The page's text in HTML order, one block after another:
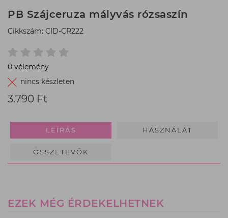
PB Szájceruza mályvás rózsaszín
Cikkszám: CID-CR222
0 vélemény
nincs készleten
Termék
3.790 Ft
LEÍRÁS HASZNÁLAT
ÖSSZETEVŐK
EZEK MÉG ÉRDEKELHETNEK